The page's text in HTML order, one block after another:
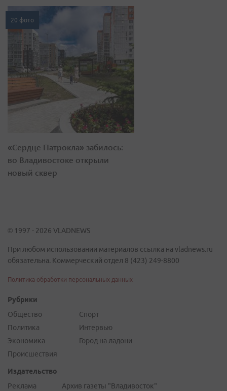
20 фото
«Сердце Патрокла» забилось:
во Владивостоке открыли
новый сквер
© 1997 - 2026 VLADNEWS
При любом использовании материалов ссылка на vladnews.ru
обязательна. Коммерческий отдел 8 (423) 249-8800
Политика обработки персональных данных
Рубрики
Общество
Политика
Экономика
Происшествия
Спорт
Интервью
Город на ладони
Издательство
Реклама
Архив газеты "Владивосток"